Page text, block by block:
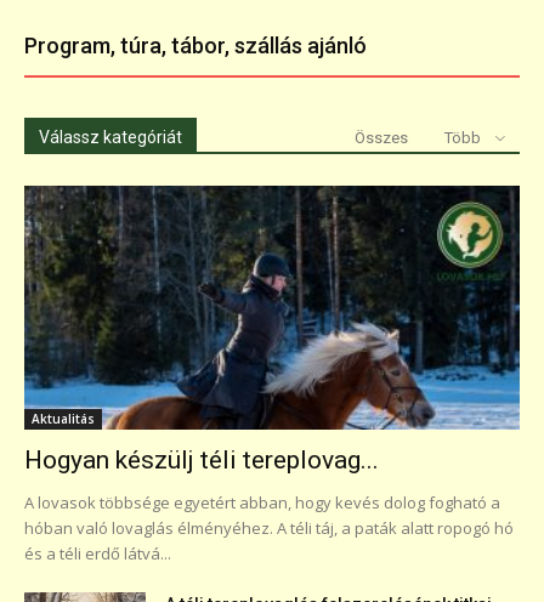
Program, túra, tábor, szállás ajánló
Válassz kategóriát Összes Több
Aktualitás
Hogyan készülj téli tereplovag...
A lovasok többsége egyetért abban, hogy kevés dolog fogható a
hóban való lovaglás élményéhez. A téli táj, a paták alatt ropogó hó
és a téli erdő látvá...